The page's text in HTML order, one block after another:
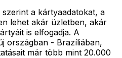
a kártyaadatokat, a
lehet akár üzletben, akár
is elfogadja. A
országban - Brazíliában,
már több mint 20.000